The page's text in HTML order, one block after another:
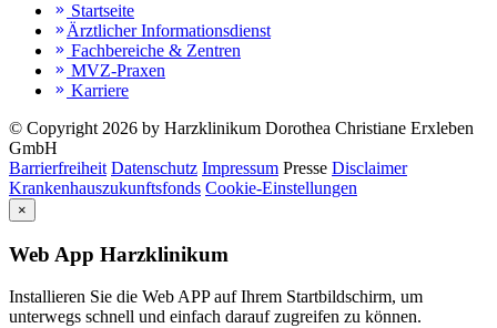
keyboard_double_arrow_right Startseite
keyboard_double_arrow_right Ärztlicher Informationsdienst
keyboard_double_arrow_right Fachbereiche & Zentren
keyboard_double_arrow_right MVZ-Praxen
keyboard_double_arrow_right Karriere
© Copyright 2026 by Harzklinikum Dorothea Christiane Erxleben
GmbH
Barrierfreiheit Datenschutz Impressum Presse Disclaimer
Krankenhauszukunftsfonds Cookie-Einstellungen
×
Web App Harzklinikum
Installieren Sie die Web APP auf Ihrem Startbildschirm, um
unterwegs schnell und einfach darauf zugreifen zu können.